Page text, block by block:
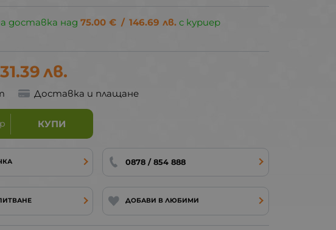
доставка над75.00 € / 146.69 лв. с куриер
31.39лв.
Доставка и плащане
КУПИ
0878 / 854 888
ДОБАВИ В ЛЮБИМИ